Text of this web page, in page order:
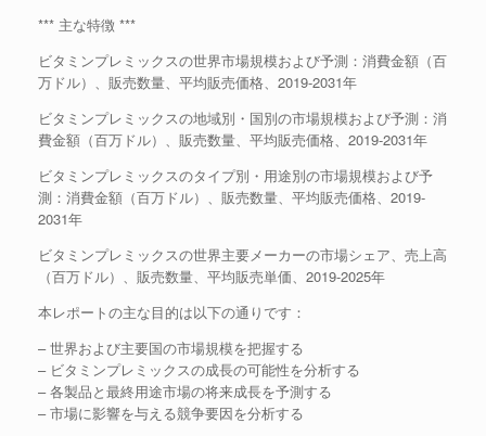
*** 主な特徴 ***
ビタミンプレミックスの世界市場規模および予測：消費金額（百
万ドル）、販売数量、平均販売価格、2019-2031年
ビタミンプレミックスの地域別・国別の市場規模および予測：消
費金額（百万ドル）、販売数量、平均販売価格、2019-2031年
ビタミンプレミックスのタイプ別・用途別の市場規模および予
測：消費金額（百万ドル）、販売数量、平均販売価格、2019-
2031年
ビタミンプレミックスの世界主要メーカーの市場シェア、売上高
（百万ドル）、販売数量、平均販売単価、2019-2025年
本レポートの主な目的は以下の通りです：
– 世界および主要国の市場規模を把握する
– ビタミンプレミックスの成長の可能性を分析する
– 各製品と最終用途市場の将来成長を予測する
– 市場に影響を与える競争要因を分析する